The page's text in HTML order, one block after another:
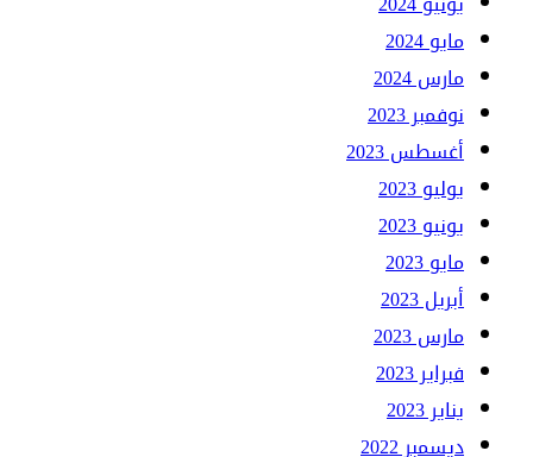
مايو 2024
مارس 2024
نوفمبر 2023
أغسطس 2023
يوليو 2023
يونيو 2023
مايو 2023
أبريل 2023
مارس 2023
فبراير 2023
يناير 2023
ديسمبر 2022